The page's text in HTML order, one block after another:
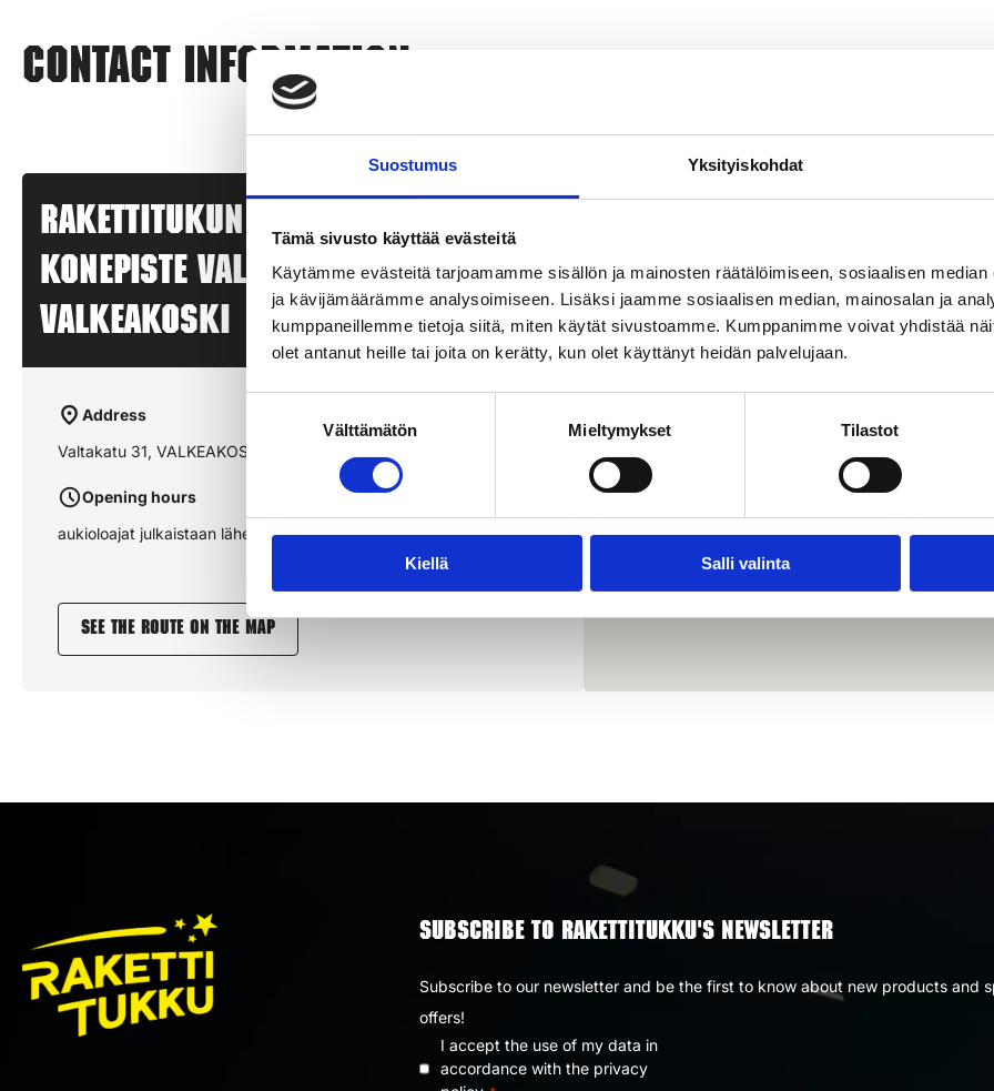
Suostumus Yksityiskohdat
Tämä sivusto käyttää evästeitä
Käytämme evästeitä tarjoamamme sisällön ja mainosten räätälöimiseen, sosiaalisen
ja kävijämäärämme analysoimiseen. Lisäksi jaamme sosiaalisen median, mainosalan ja
kumppaneillemme tietoja siitä, miten käytät sivustoamme. Kumppanimme voivat yhdistää
olet antanut heille tai joita on kerätty, kun olet käyttänyt heidän palvelujaan.
Välttämätön Mieltymykset Tilastot
Kiellä Salli valinta
Contact information
Rakettitukun myyntipiste –
KONEPISTE VALKEAKOSKI –
VALKEAKOSKI
Address
Valtakatu 31, VALKEAKOSKI
Opening hours
aukioloajat julkaistaan lähempänä sesonkia
See the route on the map
SUBSCRIBE TO RAKETTITUKKU'S NEWSLETTER
Subscribe to our newsletter and be the first to know about new products and
offers!
Privacy
I accept the use of my data in
accordance with the privacy